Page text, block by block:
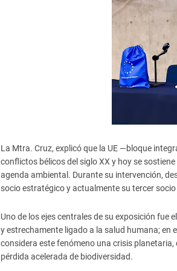
La Mtra. Cruz, explicó que la UE —bloque
conflictos bélicos del siglo XX y hoy se
agenda ambiental. Durante su intervención,
socio estratégico y actualmente su tercer
Uno de los ejes centrales de su exposición
y estrechamente ligado a la salud humana; en
considera este fenómeno una crisis
pérdida acelerada de biodiversidad.